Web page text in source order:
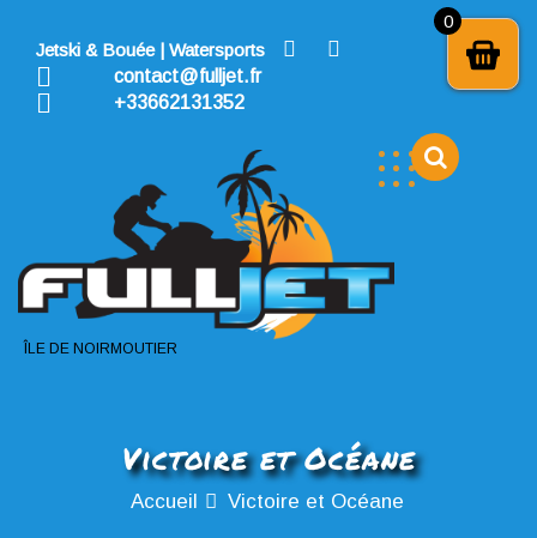
contentJetski & Bouée | Watersports
contact@fulljet.fr
+33662131352
ÎLE DE NOIRMOUTIER
Victoire et Océane
Accueil Victoire et Océane
0